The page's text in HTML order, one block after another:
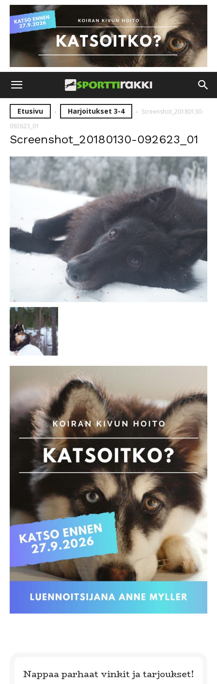
Etusivu Harjoitukset 3-4
Screenshot_20180130-
092623_01
Screenshot_20180130-092623_01
Nappaa parhaat vinkit ja tarjoukset!